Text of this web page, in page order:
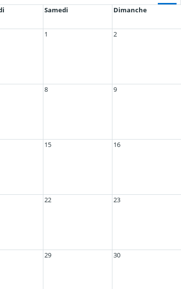
Samedi Dimanche
1 2
8 9
15 16
22 23
29 30